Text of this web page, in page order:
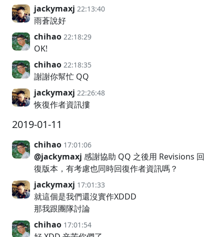
jackymaxj 22:13:40
雨蒼說好
chihao 22:18:29
OK!
chihao 22:18:35
謝謝你幫忙 QQ
jackymaxj 22:26:48
恢復作者資訊摟
2019-01-11
chihao 17:01:06
@jackymaxj 感謝協助 QQ 之後用 Revisions 回
復版本，有考慮也同時回復作者資訊嗎？
jackymaxj 17:01:33
就這個是我們還沒實作XDDD
那我跟團隊討論
chihao 17:01:54